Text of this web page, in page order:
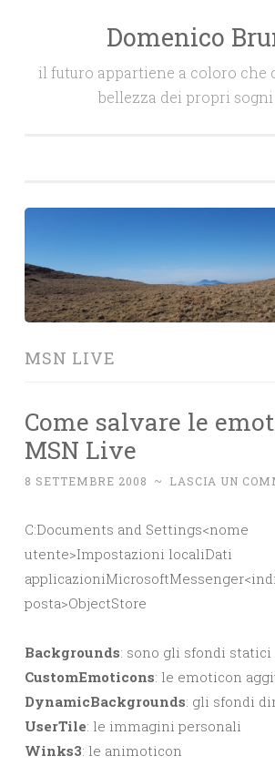
Domenico
il futuro appartiene a coloro che
bellezza dei propri sogni
MSN LIVE
Come salvare le
MSN Live
8 SETTEMBRE 2008 ~ LASCIA UN
C:Documents and Settings<nome
utente>Impostazioni localiDati
posta>ObjectStore
Backgrounds: sono gli sfondi statici
CustomEmoticons: le emoticon
DynamicBackgrounds: gli sfondi
UserTile: le immagini personali
Winks3: le animoticon